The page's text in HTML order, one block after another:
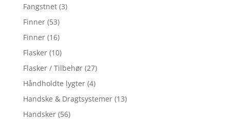
Fangstnet (3)
Finner (53)
Finner (16)
Flasker (10)
Flasker / Tilbehør (27)
Håndholdte lygter (4)
Handske & Dragtsystemer (13)
Handsker (56)